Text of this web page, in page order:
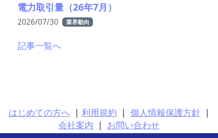
電力取引量（26年7月）
2026/07/30 業界動向
記事一覧へ
はじめての方へ | 利用規約 | 個人情報保護方針 |
会社案内 | お問い合わせ